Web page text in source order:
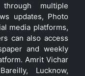
multiple
updates, Photo
media platforms,
can also access
and weekly
Amrit Vichar
Lucknow,